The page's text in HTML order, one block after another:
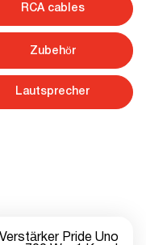
RCA cables
Zubehör
Lautsprecher